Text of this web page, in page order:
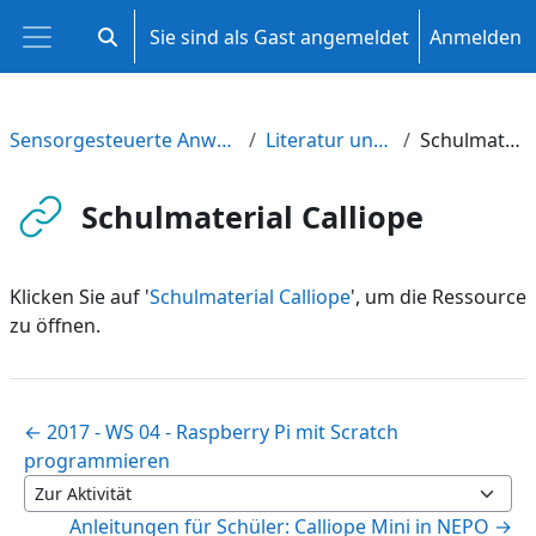
Zum Hauptinhalt
Website-Übersicht
Sucheingabe umschalten
Sie sind als Gast angemeldet Anmelden
Sensorgesteuerte Anwendungen entwickeln Literatur und Anregungen Schulmaterial Calliope
Schulmaterial Calliope
Klicken Sie auf 'Schulmaterial Calliope', um die Ressource
zu öffnen.
← 2017 - WS 04 - Raspberry Pi mit Scratch
programmieren
Zur Aktivität
Anleitungen für Schüler: Calliope Mini in NEPO →